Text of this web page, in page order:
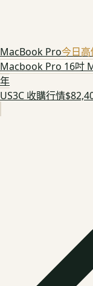
MacBook Pro今日高
Macbook Pro 16吋
年
US3C 收購行情